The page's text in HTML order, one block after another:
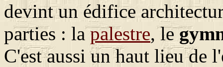
devint un édifice
parties : lapalestre, le
C'est aussi un haut lieu de